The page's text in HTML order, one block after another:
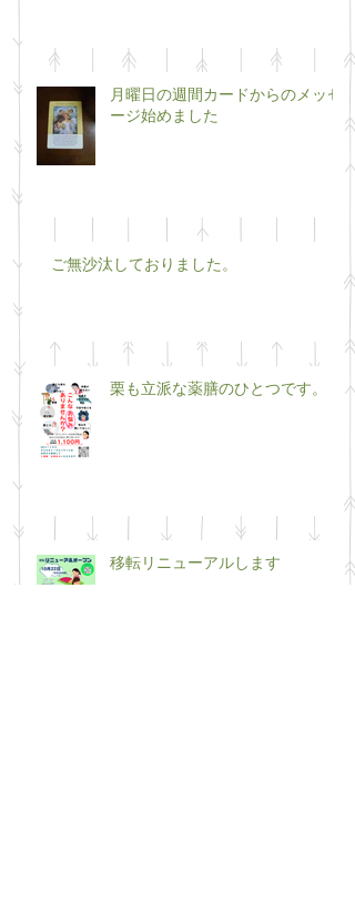
月曜日の週間カードからのメッセ
ージ始めました
ご無沙汰しておりました。
栗も立派な薬膳のひとつです。
移転リニューアルします